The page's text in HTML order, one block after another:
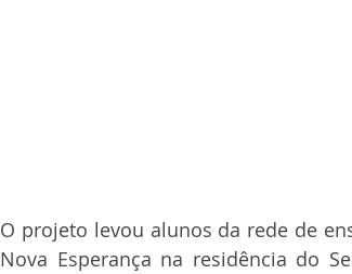
O projeto levou alunos da rede de
Nova Esperança na residência do